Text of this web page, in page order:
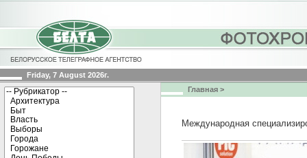
Friday, 7 August 2026г.
Главная >
Международная